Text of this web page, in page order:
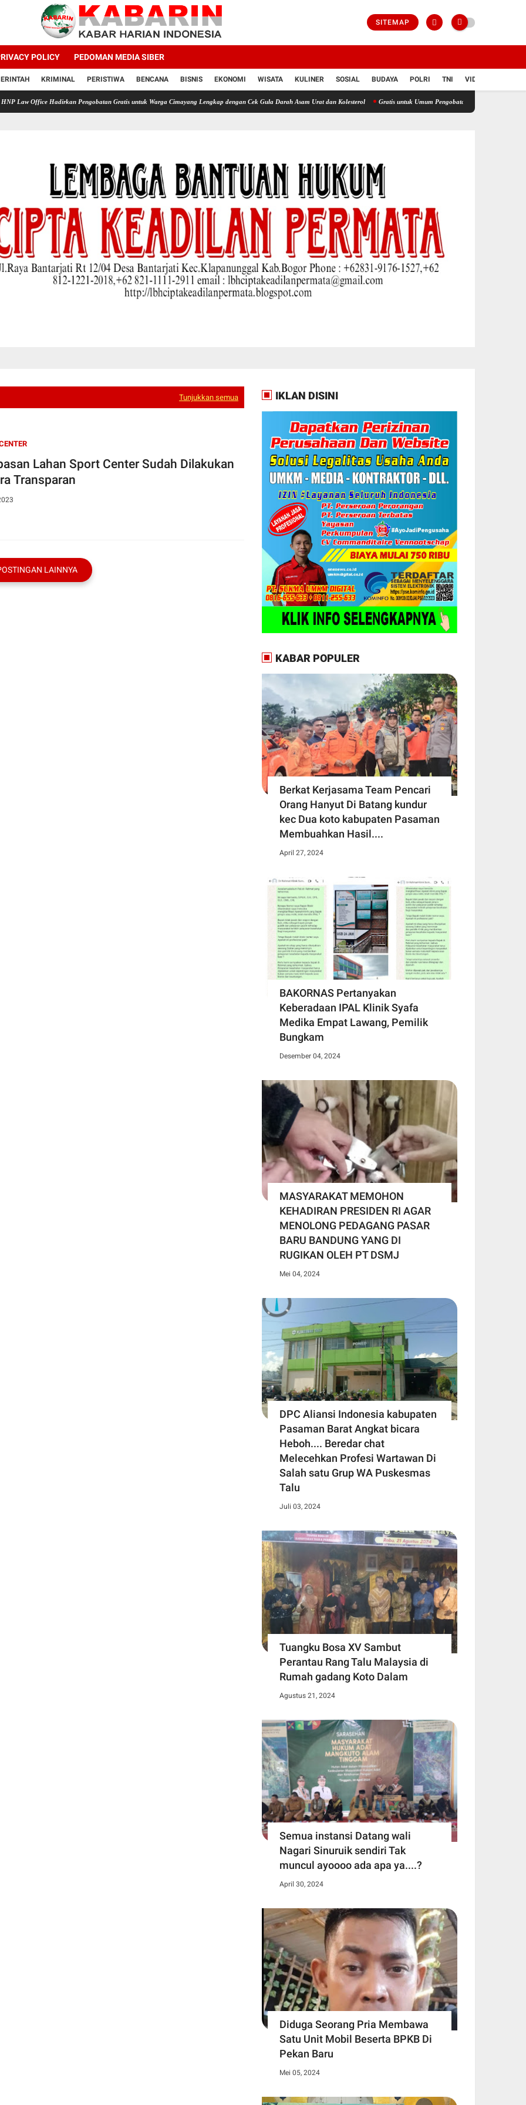
SITEMAP
POLICY PEDOMAN MEDIA SIBER
KRIMINAL PERISTIWA BENCANA BISNIS EKONOMI WISATA KULINER SOSIAL BUDAYA POLRI TNI VIDIO
Hadirkan Pengobatan Gratis untuk Warga Cimayang Lengkap dengan Cek Gula Darah Asam Urat dan Kolesterol Gratis untuk Umum Pengobatan dan Cek Asam Urat Digelar
Tunjukkan semua
Lahan Sport Center Sudah Dilakukan
Transparan
LAINNYA
IKLAN DISINI
KABAR POPULER
Berkat Kerjasama Team Pencari
Orang Hanyut Di Batang kundur
kec Dua koto kabupaten Pasaman
Membuahkan Hasil....
April 27, 2024
BAKORNAS Pertanyakan
Keberadaan IPAL Klinik Syafa
Medika Empat Lawang, Pemilik
Bungkam
Desember 04, 2024
MASYARAKAT MEMOHON
KEHADIRAN PRESIDEN RI AGAR
MENOLONG PEDAGANG PASAR
BARU BANDUNG YANG DI
RUGIKAN OLEH PT DSMJ
Mei 04, 2024
DPC Aliansi Indonesia kabupaten
Pasaman Barat Angkat bicara
Heboh.... Beredar chat
Melecehkan Profesi Wartawan Di
Salah satu Grup WA Puskesmas
Talu
Juli 03, 2024
Tuangku Bosa XV Sambut
Perantau Rang Talu Malaysia di
Rumah gadang Koto Dalam
Agustus 21, 2024
Semua instansi Datang wali
Nagari Sinuruik sendiri Tak
muncul ayoooo ada apa ya....?
April 30, 2024
Diduga Seorang Pria Membawa
Satu Unit Mobil Beserta BPKB Di
Pekan Baru
Mei 05, 2024